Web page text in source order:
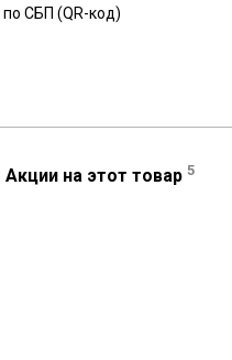
Акции на этот товар 5